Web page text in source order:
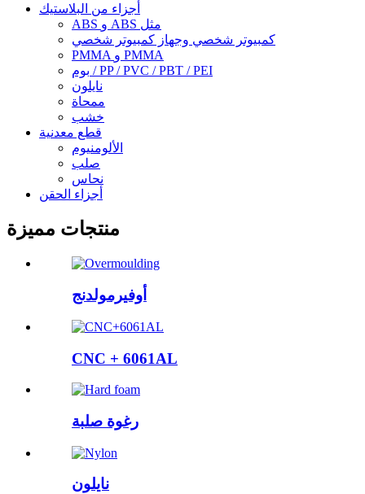
أجزاء من البلاستيك
ABS و ABS مثل
كمبيوتر شخصي وجهاز كمبيوتر شخصي
PMMA و PMMA
بوم / PP / PVC / PBT / PEI
نايلون
ممحاة
خشب
قطع معدنية
الألومنيوم
صلب
نحاس
أجزاء الحقن
منتجات مميزة
أوفيرمولدنج
CNC + 6061AL
رغوة صلبة
نايلون